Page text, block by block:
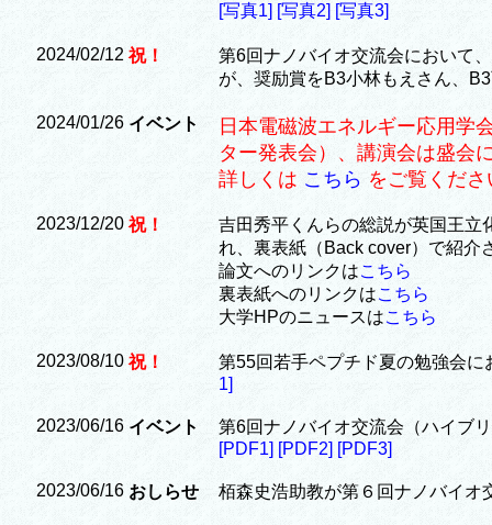
[写真1] [写真2] [写真3]
2024/02/12 祝！
第6回ナノバイオ交流会において
が、奨励賞をB3小林もえさん、
2024/01/26 イベント
日本電磁波エネルギー応用学
ター発表会）、講演会は盛会
詳しくは こちら をご覧くださ
2023/12/20 祝！
吉田秀平くんらの総説が英国王
れ、裏表紙（Back cover）で紹介
論文へのリンクはこちら
裏表紙へのリンクはこちら
大学HPのニュースはこちら
2023/08/10 祝！
第55回若手ペプチド夏の勉強会
1]
2023/06/16 イベント
第6回ナノバイオ交流会（ハイブ
[PDF1] [PDF2] [PDF3]
2023/06/16 おしらせ 栢森史浩助教が第６回ナノバイオ